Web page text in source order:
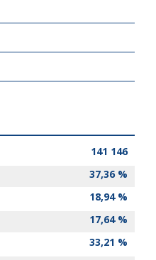
141 146
37,36 %
18,94 %
17,64 %
33,21 %